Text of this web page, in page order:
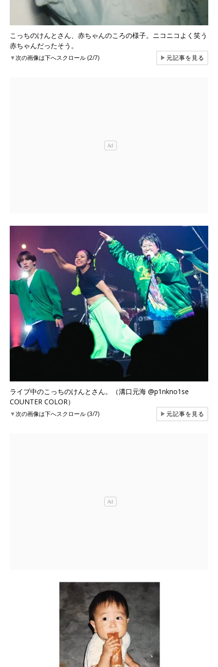
こっちのけんとさん、赤ちゃんのころの様子。ニコニコよく笑う
赤ちゃんだったそう。
▼次の画像は下へスクロール (2/7) ▶元記事を見る
ライブ中のこっちのけんとさん。（溝口元海 @p1nkno1se
COUNTER COLOR）
▼次の画像は下へスクロール (3/7) ▶元記事を見る